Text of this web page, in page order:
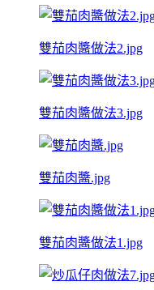
雙茄肉醬做法2.jpg
雙茄肉醬做法3.jpg
雙茄肉醬.jpg
雙茄肉醬做法1.jpg